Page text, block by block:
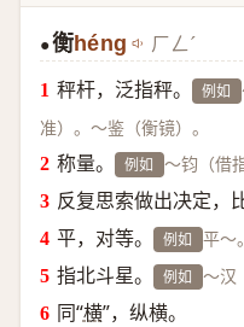
●衡héng ㄏㄥˊ
秤杆，泛指秤。 例如
准）。～鉴（衡镜）。
称量。 例如 ～钧（借
反复思索做出决定，
平，对等。 例如 平～
指北斗星。 例如 ～汉
同“横”，纵横。